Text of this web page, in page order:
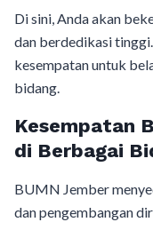
Di sini, Anda akan
dan berdedikasi
kesempatan untuk
bidang.
Kesempatan
di Berbagai
BUMN Jember
dan pengembangan